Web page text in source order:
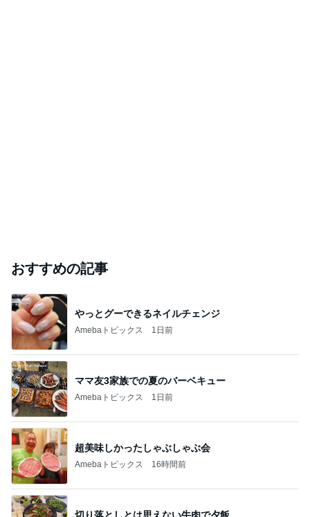
おすすめの記事
やっとグーできるネイルチェンジ
Amebaトピックス 1日前
ママ友3家族での夏のバーベキュー
Amebaトピックス 1日前
超美味しかったしゃぶしゃぶ会
Amebaトピックス 16時間前
切り落としとは思えない牛肉で夕飯